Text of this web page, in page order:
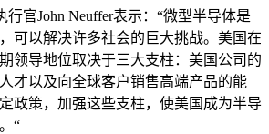
John Neuffer表示：“微型半导体是
可以解决许多社会的巨大挑战。美国在
领导地位取决于三大支柱：美国公司的
才以及向全球客户销售高端产品的能
政策，加强这些支柱，使美国成为半导
“